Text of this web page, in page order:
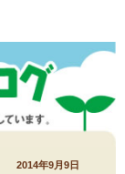
2014年9月9日